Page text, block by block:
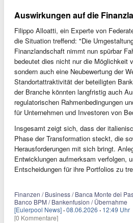
Auswirkungen auf die
Filippo Alloatti, ein Experte von
die Situation treffend: "Die
Finanzlandschaft nimmt nun spürbar
bedeutet dies nicht nur die Möglichkeit
sondern auch eine Neubewertung der
Standortattraktivität der beteiligten
der Branche könnten langfristig auch
regulatorischen Rahmenbedingungen
für Unternehmen und Investoren von
Insgesamt zeigt sich, dass der
Phase der Transformation steckt, die
Herausforderungen mit sich bringt.
Entwicklungen aufmerksam verfolgen,
Entscheidungen für ihre Portfolios zu
Finanzen / Business / Banca Monte dei
Banco BPM / Bankenfusion / Übernahme
[Eulerpool News] ·08.06.2026 · 12:49 Uhr
[0 Kommentare]